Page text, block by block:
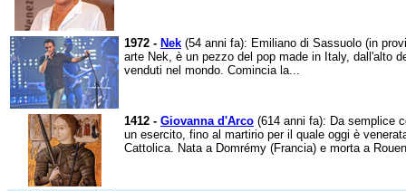
1972 - Nek (54 anni fa): Emiliano di Sassuolo (in
arte Nek, è un pezzo del pop made in Italy, dall'alto
venduti nel mondo. Comincia la...
1412 - Giovanna d'Arco (614 anni fa): Da semplice
un esercito, fino al martirio per il quale oggi è
Cattolica. Nata a Domrémy (Francia) e morta a